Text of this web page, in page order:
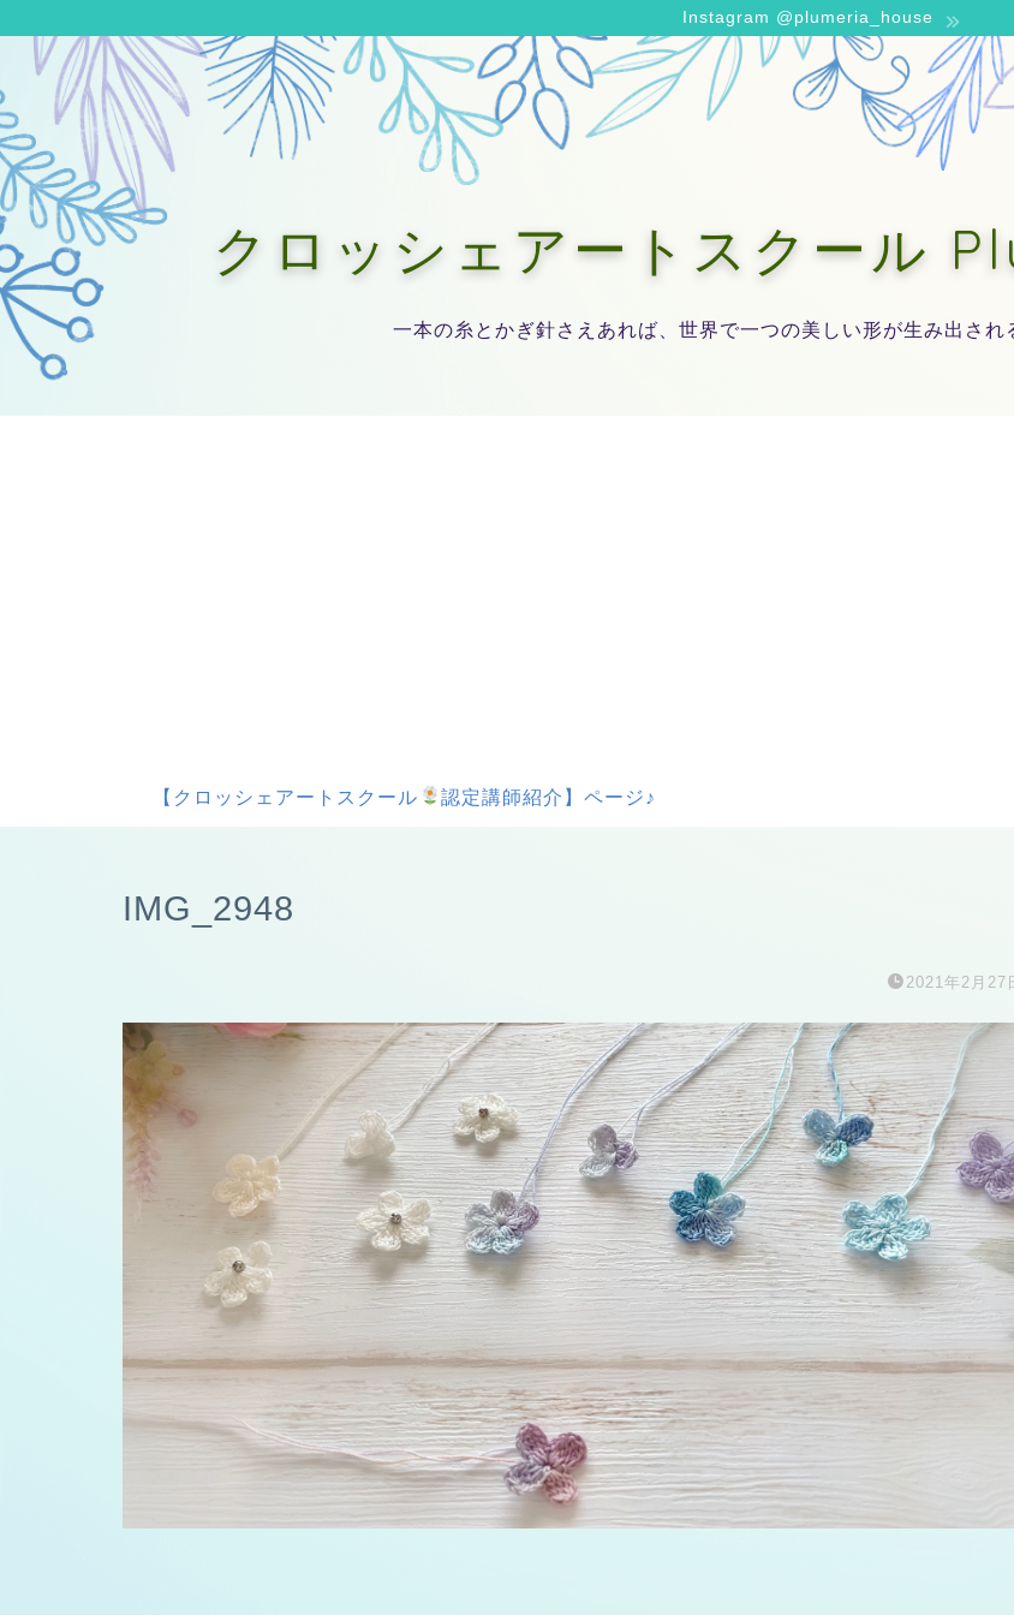
Instagram @plumeria_house
クロッシェアートスクール
一本の糸とかぎ針さえあれば、世界で一つの美しい形が生み出され
【クロッシェアートスクール 認定講師紹介】ページ♪
IMG_2948
2021年2月27